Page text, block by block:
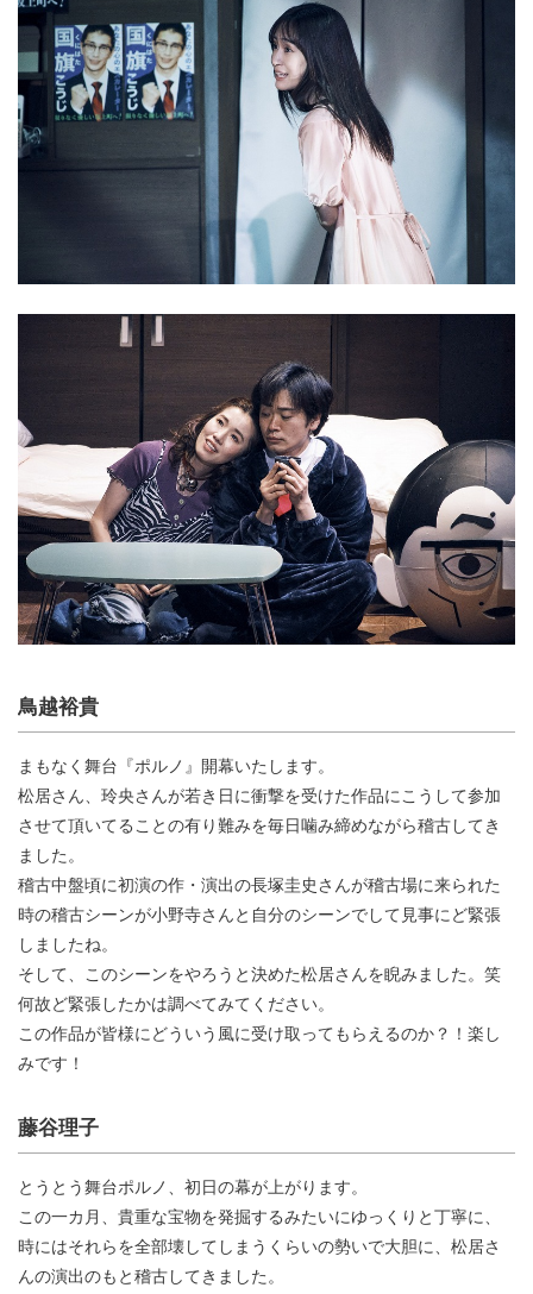
鳥越裕貴
まもなく舞台『ポルノ』開幕いたします。
松居さん、玲央さんが若き日に衝撃を受けた作品にこうして参加
させて頂いてることの有り難みを毎日噛み締めながら稽古してき
ました。
稽古中盤頃に初演の作・演出の長塚圭史さんが稽古場に来られた
時の稽古シーンが小野寺さんと自分のシーンでして見事にど緊張
しましたね。
そして、このシーンをやろうと決めた松居さんを睨みました。笑
何故ど緊張したかは調べてみてください。
この作品が皆様にどういう風に受け取ってもらえるのか？！楽し
みです！
藤谷理子
とうとう舞台ポルノ、初日の幕が上がります。
この一カ月、貴重な宝物を発掘するみたいにゆっくりと丁寧に、
時にはそれらを全部壊してしまうくらいの勢いで大胆に、松居さ
んの演出のもと稽古してきました。